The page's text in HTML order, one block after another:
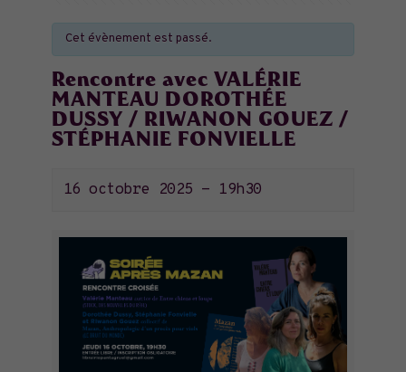
Cet évènement est passé.
Rencontre avec VALÉRIE
MANTEAU DOROTHÉE
DUSSY / RIWANON GOUEZ /
STÉPHANIE FONVIELLE
16 octobre 2025 - 19h30